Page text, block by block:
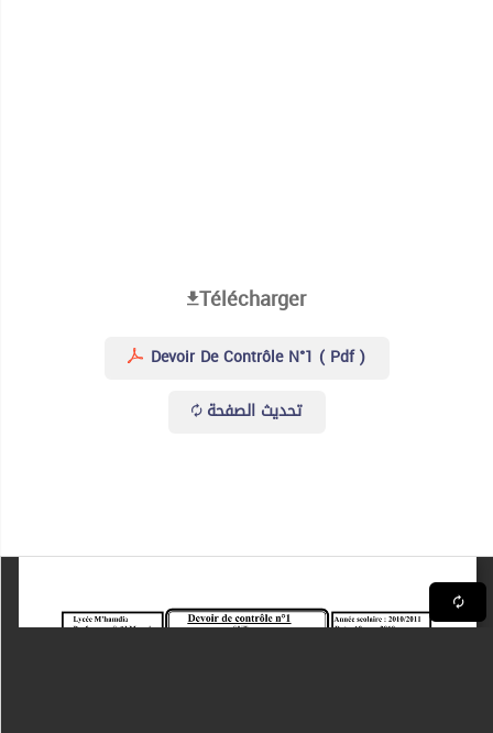
Télécharger
Devoir De Contrôle N°1 ( Pdf )
تحديث الصفحة